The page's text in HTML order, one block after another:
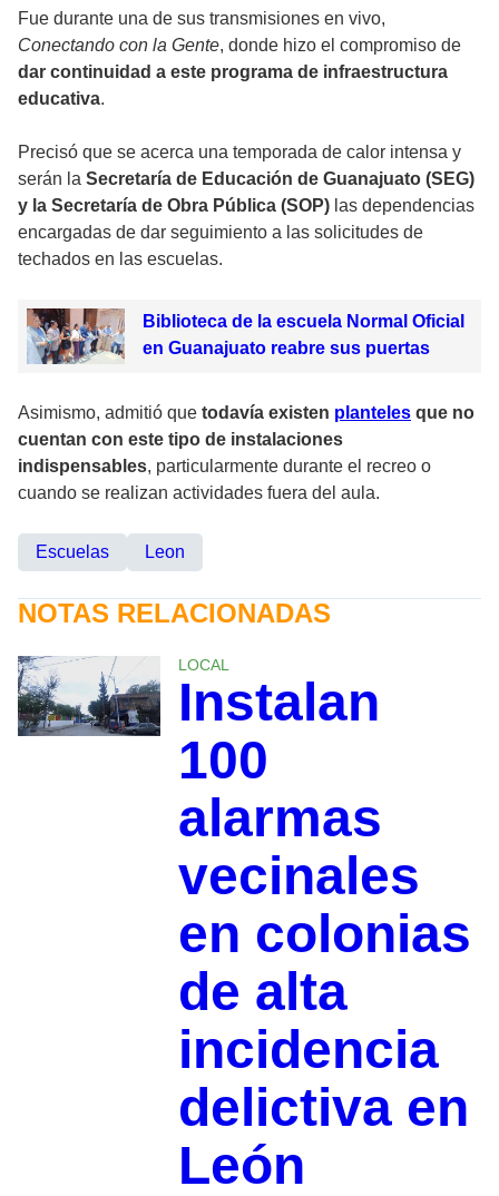
Fue durante una de sus transmisiones en vivo,
Conectando con la Gente, donde hizo el compromiso de
dar continuidad a este programa de infraestructura
educativa.
Precisó que se acerca una temporada de calor intensa y
serán la Secretaría de Educación de Guanajuato (SEG)
y la Secretaría de Obra Pública (SOP) las dependencias
encargadas de dar seguimiento a las solicitudes de
techados en las escuelas.
Biblioteca de la escuela Normal Oficial
en Guanajuato reabre sus puertas
Asimismo, admitió que todavía existen planteles que no
cuentan con este tipo de instalaciones
indispensables, particularmente durante el recreo o
cuando se realizan actividades fuera del aula.
Escuelas Leon
NOTAS RELACIONADAS
LOCAL
Instalan
100
alarmas
vecinales
en colonias
de alta
incidencia
delictiva en
León